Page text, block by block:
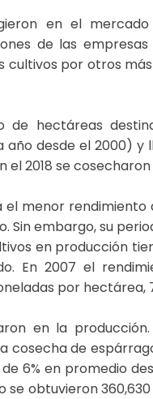
en el
de las
cultivos por otros
de hectáreas
desde el 2000) y
el 2018 se
menor
Sin embargo, su
en producción
En 2007 el
por hectárea,
en la producción.
cosecha de
6% en promedio
se obtuvieron